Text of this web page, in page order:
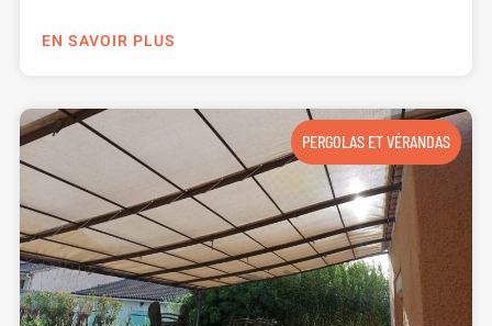
EN SAVOIR PLUS
PERGOLAS ET VÉRANDAS